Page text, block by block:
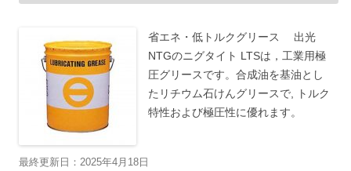
省エネ・低トルクグリース 出光
NTGのニグタイト LTSは，工業用極
圧グリースです。合成油を基油とし
たリチウム石けんグリースで, トルク
特性および極圧性に優れます。
最終更新日：2025年4月18日